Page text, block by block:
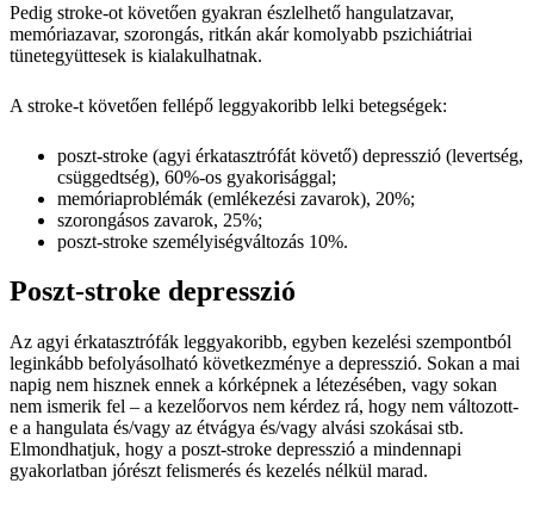
Pedig stroke-ot követően gyakran észlelhető hangulatzavar,
memóriazavar, szorongás, ritkán akár komolyabb pszichiátriai
tünetegyüttesek is kialakulhatnak.
A stroke-t követően fellépő leggyakoribb lelki betegségek:
poszt-stroke (agyi érkatasztrófát követő) depresszió (levertség,
csüggedtség), 60%-os gyakorisággal;
memóriaproblémák (emlékezési zavarok), 20%;
szorongásos zavarok, 25%;
poszt-stroke személyiségváltozás 10%.
Poszt-stroke depresszió
Az agyi érkatasztrófák leggyakoribb, egyben kezelési szempontból
leginkább befolyásolható következménye a depresszió. Sokan a mai
napig nem hisznek ennek a kórképnek a létezésében, vagy sokan
nem ismerik fel – a kezelőorvos nem kérdez rá, hogy nem változott-
e a hangulata és/vagy az étvágya és/vagy alvási szokásai stb.
Elmondhatjuk, hogy a poszt-stroke depresszió a mindennapi
gyakorlatban jórészt felismerés és kezelés nélkül marad.